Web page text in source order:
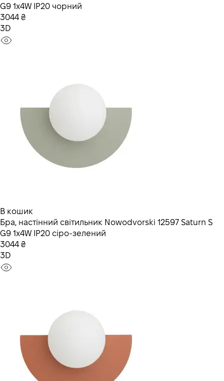
G9 1x4W IP20 чорний
3044 ₴
3D
В кошик
Бра, настінний світильник Nowodvorski 12597 Saturn S
G9 1x4W IP20 сіро-зелений
3044 ₴
3D